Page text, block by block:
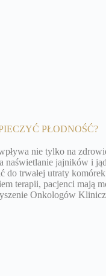
PŁODNOŚĆ?
nie tylko na
naświetlanie jajników i
do trwałej utraty
terapii, pacjenci mają
Onkologów